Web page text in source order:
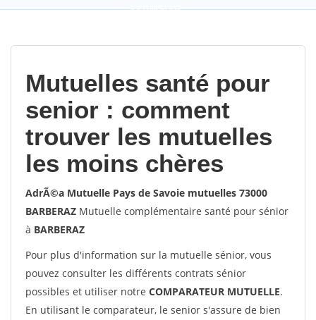
9,2(100%)452
Mutuelles santé pour
senior : comment
trouver les mutuelles
les moins chères
AdrÃ©a Mutuelle Pays de Savoie mutuelles 73000
BARBERAZ Mutuelle complémentaire santé pour sénior
à BARBERAZ
Pour plus d'information sur la mutuelle sénior, vous
pouvez consulter les différents contrats sénior
possibles et utiliser notre COMPARATEUR MUTUELLE.
En utilisant le comparateur, le senior s'assure de bien